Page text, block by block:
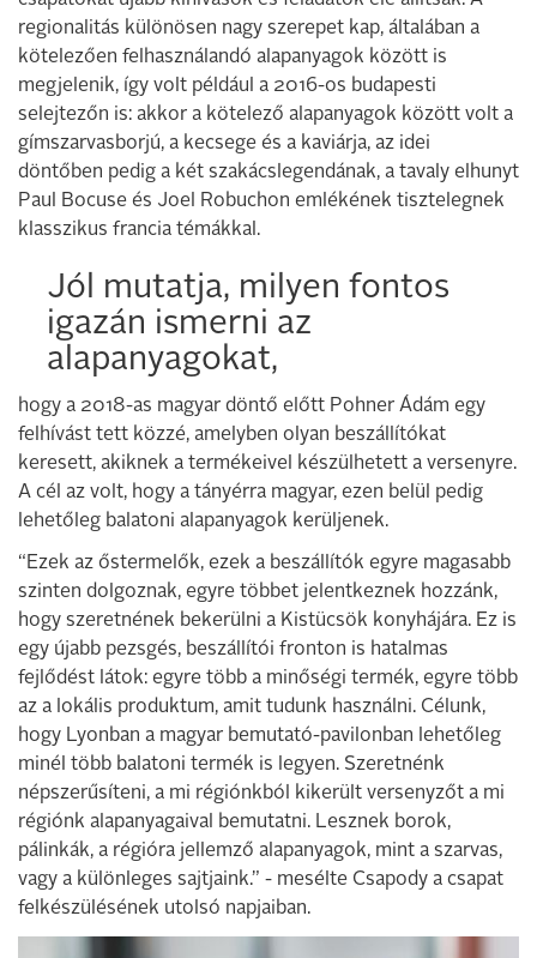
regionalitás különösen nagy szerepet kap, általában a
kötelezően felhasználandó alapanyagok között is
megjelenik, így volt például a 2016-os budapesti
selejtezőn is: akkor a kötelező alapanyagok között volt a
gímszarvasborjú, a kecsege és a kaviárja, az idei
döntőben pedig a két szakácslegendának, a tavaly elhunyt
Paul Bocuse és Joel Robuchon emlékének tisztelegnek
klasszikus francia témákkal.
Jól mutatja, milyen fontos
igazán ismerni az
alapanyagokat,
hogy a 2018-as magyar döntő előtt Pohner Ádám egy
felhívást tett közzé, amelyben olyan beszállítókat
keresett, akiknek a termékeivel készülhetett a versenyre.
A cél az volt, hogy a tányérra magyar, ezen belül pedig
lehetőleg balatoni alapanyagok kerüljenek.
“Ezek az őstermelők, ezek a beszállítók egyre magasabb
szinten dolgoznak, egyre többet jelentkeznek hozzánk,
hogy szeretnének bekerülni a Kistücsök konyhájára. Ez is
egy újabb pezsgés, beszállítói fronton is hatalmas
fejlődést látok: egyre több a minőségi termék, egyre több
az a lokális produktum, amit tudunk használni. Célunk,
hogy Lyonban a magyar bemutató-pavilonban lehetőleg
minél több balatoni termék is legyen. Szeretnénk
népszerűsíteni, a mi régiónkból kikerült versenyzőt a mi
régiónk alapanyagaival bemutatni. Lesznek borok,
pálinkák, a régióra jellemző alapanyagok, mint a szarvas,
vagy a különleges sajtjaink.” - mesélte Csapody a csapat
felkészülésének utolsó napjaiban.